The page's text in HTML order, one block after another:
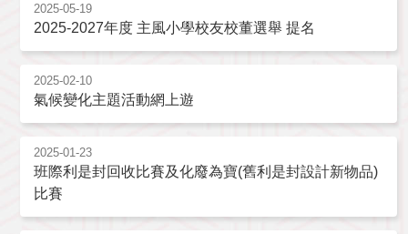
2025-05-19
2025-2027年度 主風小學校友校董選舉 提名
2025-02-10
氣候變化主題活動網上遊
2025-01-23
班際利是封回收比賽及化廢為寶(舊利是封設計新物品)
比賽